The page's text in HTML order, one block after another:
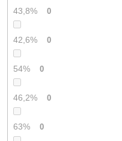
43,8% 0
42,6% 0
54% 0
46,2% 0
63% 0